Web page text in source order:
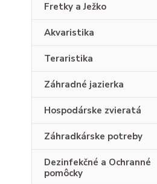
Fretky a Ježko
Akvaristika
Teraristika
Záhradné jazierka
Hospodárske zvieratá
Záhradkárske potreby
Dezinfekčné a Ochranné
pomôcky